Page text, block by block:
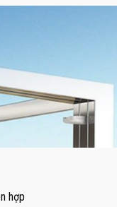
hợp